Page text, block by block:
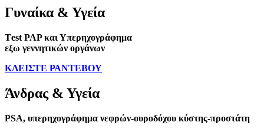
Γυναίκα & Υγεία
Τest PAP και Υπερηχογράφημα
εξω γεννητικών οργάνων
ΚΛΕΙΣΤΕ ΡΑΝΤΕΒΟΥ
Άνδρας & Υγεία
PSA, υπερηχογράφημα νεφρών-ουροδόχου κύστης-προστάτη